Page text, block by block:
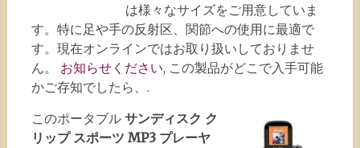
は様々なサイズをご用意していま
す。特に足や手の反射区、関節への使用に最適で
す。現在オンラインではお取り扱いしておりませ
ん。 お知らせください, この製品がどこで入手可能
かご存知でしたら、.
このポータブル サンディスク ク
リップ スポーツ MP3 プレーヤ